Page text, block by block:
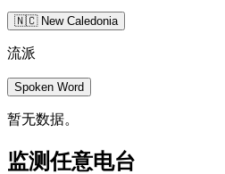
🇳🇨 New Caledonia
流派
Spoken Word
暂无数据。
监测任意电台